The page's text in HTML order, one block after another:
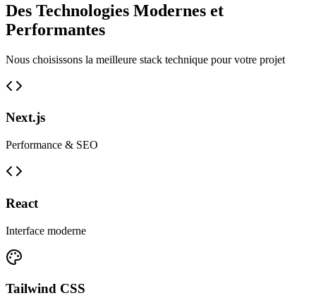
Des Technologies Modernes et
Performantes
Nous choisissons la meilleure stack technique pour votre projet
Next.js
Performance & SEO
React
Interface moderne
Tailwind CSS